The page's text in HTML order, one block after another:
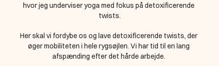
hvor jeg underviser yoga med fokus på detoxificerende
twists.
Her skal vi fordybe os og lave detoxificerende twists, der
øger mobiliteten i hele rygsøjlen. Vi har tid til en lang
afspænding efter det hårde arbejde.